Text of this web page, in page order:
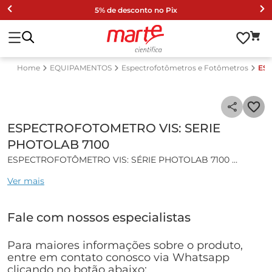
5% de desconto no Pix
EQUIPAMENTOS Espectrofotômetros e Fotômetros
ESPECTROFOTOMETRO VIS: SERIE
PHOTOLAB 7100
ESPECTROFOTÔMETRO VIS: SÉRIE PHOTOLAB 7100
Características gerais:
Absorbância, Transmitância, Concentração, Cinética, Multi
O manuseio mais simples possível com ID de código de
barras para todos os kits de teste WTW - Spectroquant;
Automaticamente identifica os métodos e seleciona as
Ver mais
Fale com nossos especialistas
Para maiores informações sobre o produto,
entre em contato conosco via Whatsapp